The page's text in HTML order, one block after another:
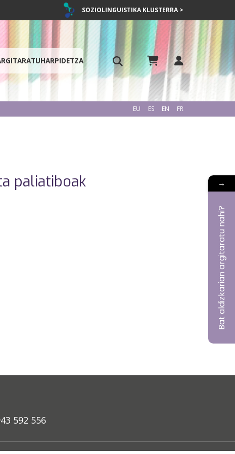
SOZIOLINGUISTIKA KLUSTERRA >
HARPIDETZA
EU ES EN FR
paliatiboak
592 556
→
Bat aldizkarian argitaratu nahi?